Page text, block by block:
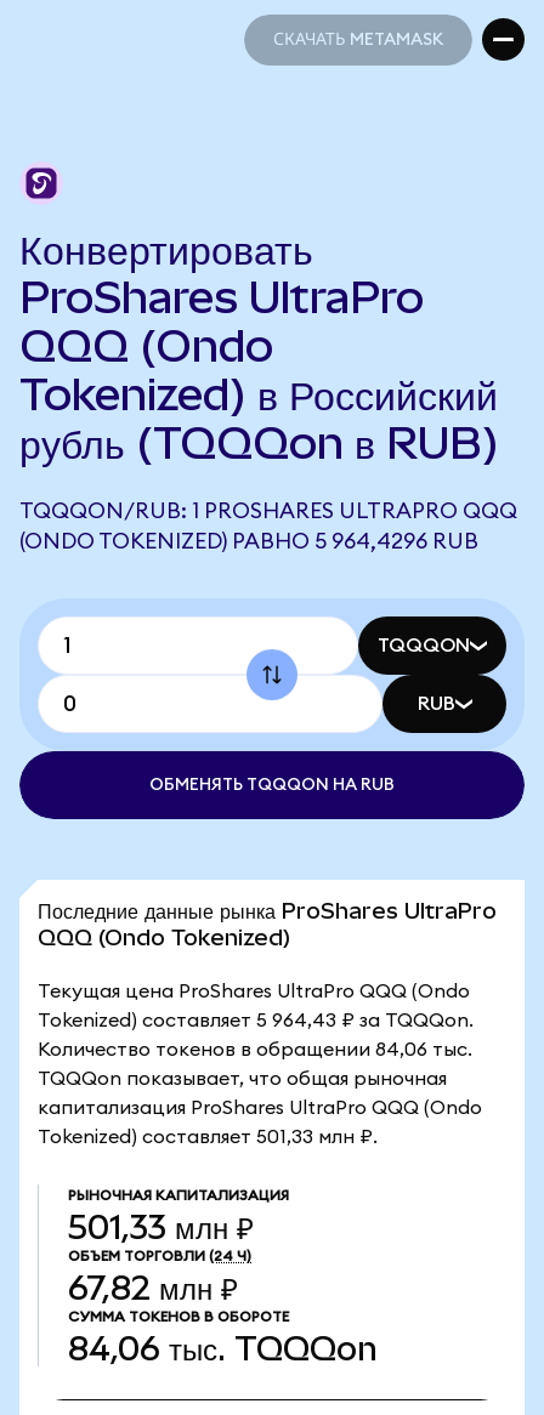
СКАЧАТЬ METAMASK
Конвертировать
ProShares UltraPro
QQQ (Ondo
Tokenized) в Российский
рубль (TQQQon в RUB)
TQQQON/RUB: 1 PROSHARES ULTRAPRO QQQ
(ONDO TOKENIZED) РАВНО 5 964,4296 RUB
TQQQON
RUB
ОБМЕНЯТЬ TQQQON НА RUB
Последние данные рынка ProShares UltraPro
QQQ (Ondo Tokenized)
Текущая цена ProShares UltraPro QQQ (Ondo
Tokenized) составляет 5 964,43 ₽ за TQQQon.
Количество токенов в обращении 84,06 тыс.
TQQQon показывает, что общая рыночная
капитализация ProShares UltraPro QQQ (Ondo
Tokenized) составляет 501,33 млн ₽.
РЫНОЧНАЯ КАПИТАЛИЗАЦИЯ
501,33 млн ₽
ОБЪЕМ ТОРГОВЛИ (24 Ч)
67,82 млн ₽
СУММА ТОКЕНОВ В ОБОРОТЕ
84,06 тыс. TQQQon